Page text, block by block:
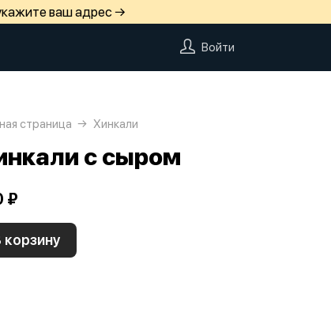
ваш адрес →
Войти
страница Хинкали
с сыром
₽
корзину